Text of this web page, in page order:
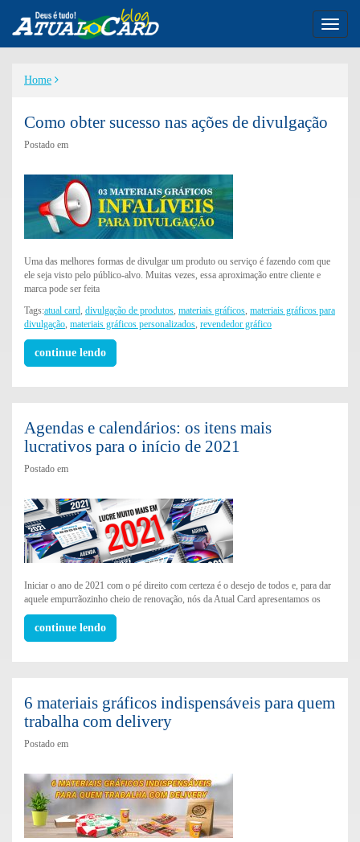
Toggle
Home
Como obter sucesso nas ações de divulgação
Postado em
Uma das melhores formas de divulgar um produto ou serviço é fazendo com que
ele seja visto pelo público-alvo. Muitas vezes, essa aproximação entre cliente e
marca pode ser feita
Tags:atual card divulgação de produtos materiais gráficos materiais gráficos para
divulgação materiais gráficos personalizados revendedor gráfico
continue lendo
Agendas e calendários: os itens mais
lucrativos para o início de 2021
Postado em
Iniciar o ano de 2021 com o pé direito com certeza é o desejo de todos e, para dar
aquele empurrãozinho cheio de renovação, nós da Atual Card apresentamos os
continue lendo
6 materiais gráficos indispensáveis para quem
trabalha com delivery
Postado em